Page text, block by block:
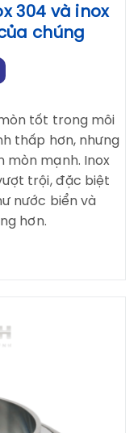
304 và inox
chúng
tốt trong môi
thấp hơn, nhưng
mòn mạnh. Inox
trội, đặc biệt
nước biển và
hơn.